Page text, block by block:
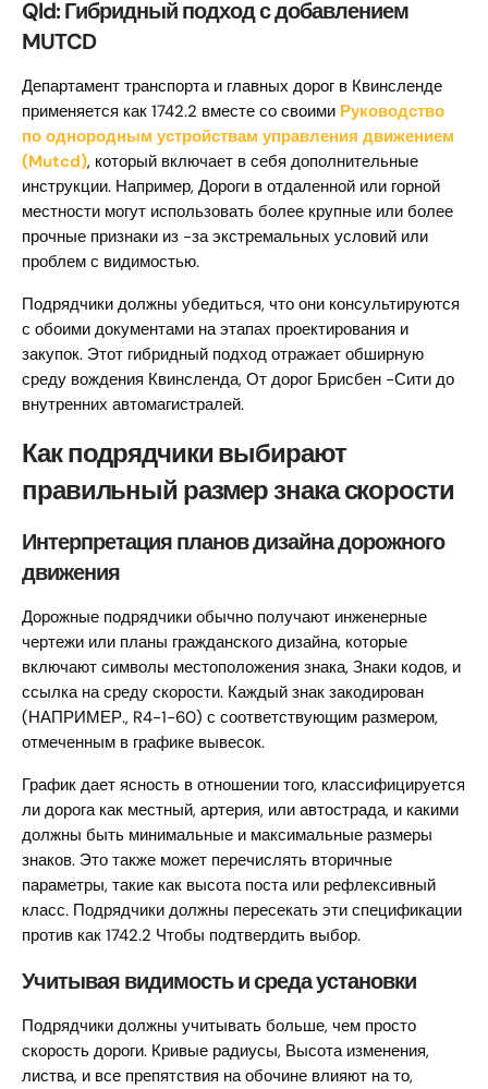
Qld: Гибридный подход с добавлением
MUTCD
Департамент транспорта и главных дорог в Квинсленде
применяется как 1742.2 вместе со своими Руководство
по однородным устройствам управления движением
(Mutcd), который включает в себя дополнительные
инструкции. Например, Дороги в отдаленной или горной
местности могут использовать более крупные или более
прочные признаки из -за экстремальных условий или
проблем с видимостью.
Подрядчики должны убедиться, что они консультируются
с обоими документами на этапах проектирования и
закупок. Этот гибридный подход отражает обширную
среду вождения Квинсленда, От дорог Брисбен -Сити до
внутренних автомагистралей.
Как подрядчики выбирают
правильный размер знака скорости
Интерпретация планов дизайна дорожного
движения
Дорожные подрядчики обычно получают инженерные
чертежи или планы гражданского дизайна, которые
включают символы местоположения знака, Знаки кодов, и
ссылка на среду скорости. Каждый знак закодирован
(НАПРИМЕР., R4-1-60) с соответствующим размером,
отмеченным в графике вывесок.
График дает ясность в отношении того, классифицируется
ли дорога как местный, артерия, или автострада, и какими
должны быть минимальные и максимальные размеры
знаков. Это также может перечислять вторичные
параметры, такие как высота поста или рефлексивный
класс. Подрядчики должны пересекать эти спецификации
против как 1742.2 Чтобы подтвердить выбор.
Учитывая видимость и среда установки
Подрядчики должны учитывать больше, чем просто
скорость дороги. Кривые радиусы, Высота изменения,
листва, и все препятствия на обочине влияют на то,